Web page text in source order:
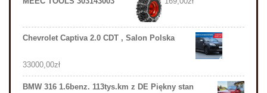
Chevrolet Captiva 2.0 CDT , Salon Polska
33000,00zł
BMW 316 1.6benz. 113tys.km z DE Piękny stan